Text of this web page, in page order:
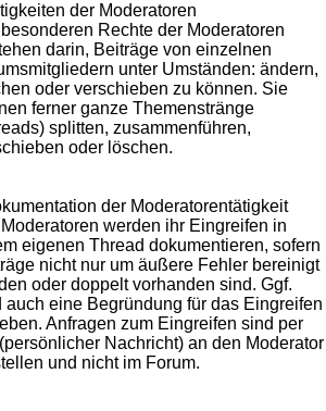
der Moderatoren
Rechte der Moderatoren
darin, Beiträge von einzelnen
unter Umständen: ändern,
oder verschieben zu können. Sie
ferner ganze Themenstränge
splitten, zusammenführen,
oder löschen.
der Moderatorentätigkeit
werden ihr Eingreifen in
eigenen Thread dokumentieren, sofern
nicht nur um äußere Fehler bereinigt
oder doppelt vorhanden sind. Ggf.
auch eine Begründung für das Eingreifen
Anfragen zum Eingreifen sind per
Nachricht) an den Moderator
und nicht im Forum.